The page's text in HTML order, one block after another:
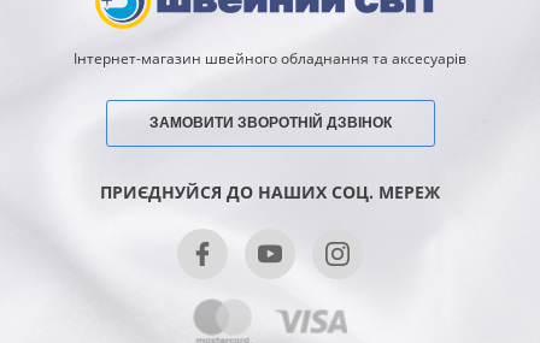
Інтернет-магазин швейного обладнання та аксесуарів
ЗАМОВИТИ ЗВОРОТНІЙ ДЗВІНОК
ПРИЄДНУЙСЯ ДО НАШИХ СОЦ. МЕРЕЖ